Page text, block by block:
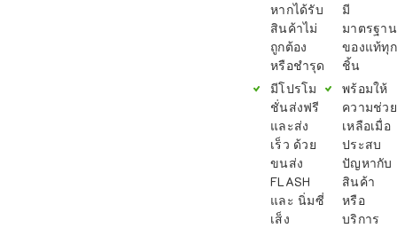
หากได้รับ
สินค้าไม่
ถูกต้อง
หรือชำรุด
มีโปรโม
ชั่นส่งฟรี
และส่ง
เร็ว ด้วย
ขนส่ง
FLASH
และ นิ่มซี่
เส็ง
มี
มาตรฐาน
ของแท้ทุก
ชิ้น
พร้อมให้
ความช่วย
เหลือเมื่อ
ประสบ
ปัญหากับ
สินค้า
หรือ
บริการ